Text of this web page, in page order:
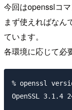
今回はopensslコ
まず使えればなん
ています。
各環境に応じて必
% openssl
OpenSSL 3.1.4